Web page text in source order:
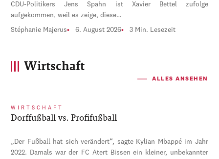
CDU-Politikers Jens Spahn ist Xavier Bettel zufolge
aufgekommen, weil es zeige, diese…
Stéphanie Majerus 6. August 2026 3 Min. Lesezeit
Wirtschaft
ALLES ANSEHEN
WIRTSCHAFT
Dorffußball vs. Profifußball
„Der Fußball hat sich verändert“, sagte Kylian Mbappé im Jahr
2022. Damals war der FC Atert Bissen ein kleiner, unbekannter